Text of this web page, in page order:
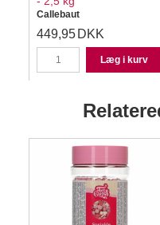
Callebaut
449,95 DKK
Læg i kurv